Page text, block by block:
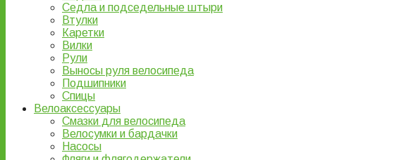
Седла и подседельные штыри
Втулки
Каретки
Вилки
Рули
Выносы руля велосипеда
Подшипники
Спицы
Велоаксессуары
Смазки для велосипеда
Велосумки и бардачки
Насосы